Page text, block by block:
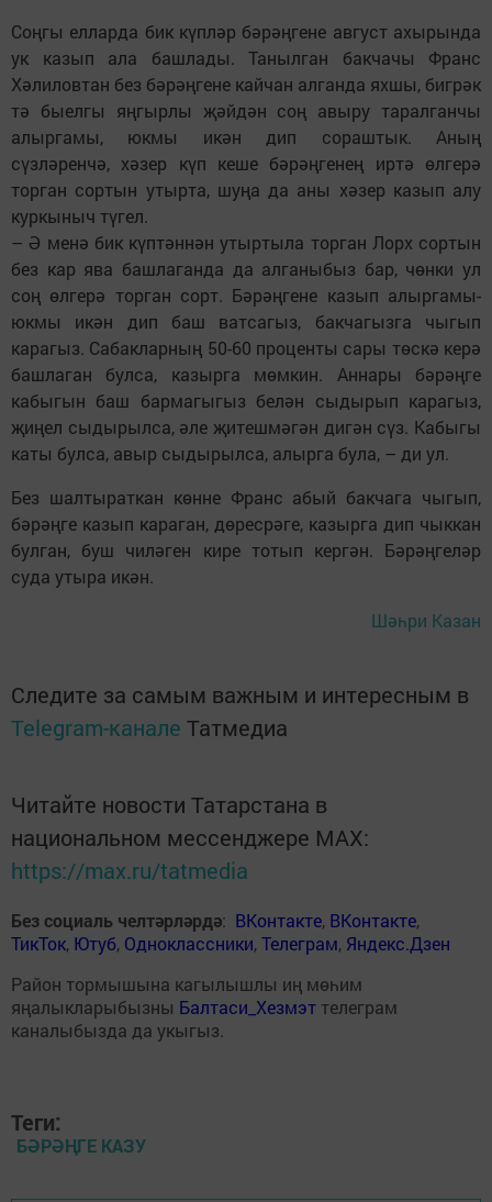
Соңгы елларда бик күпләр бәрәңгене август ахырында
ук казып ала башлады. Танылган бакчачы Франс
Хәлиловтан без бәрәңгене кайчан алганда яхшы, бигрәк
тә быелгы яңгырлы җәйдән соң авыру таралганчы
алыргамы, юкмы икән дип сораштык. Аның
сүзләренчә, хәзер күп кеше бәрәңгенең иртә өлгерә
торган сор­тын утырта, шуңа да аны хәзер казып алу
куркыныч түгел.
– Ә менә бик күптәннән утыртыла торган Лорх сортын
без кар ява башлаганда да алганыбыз бар, чөнки ул
соң өлгерә торган сорт. Бәрәңгене казып алыргамы-
юкмы икән дип баш ватсагыз, бакчагызга чыгып
карагыз. Сабакларның 50-60 проценты сары төскә керә
башлаган булса, казырга мөмкин. Аннары бәрәңге
кабыгын баш бармагыгыз белән сыдырып карагыз,
җиңел сыдырылса, әле җитешмәгән дигән сүз. Кабыгы
каты булса, авыр сыдырылса, алырга була, – ди ул.
Без шалтыраткан көнне Франс абый бакчага чыгып,
бәрәңге казып караган, дөресрәге, казырга дип чык­кан
булган, буш чиләген кире тотып кергән. Бәрәңгеләр
суда утыра икән.
Шәһри Казан
Следите за самым важным и интересным в
Telegram-канале Татмедиа
Читайте новости Татарстана в
национальном мессенджере MАХ:
https://max.ru/tatmedia
Без социаль челтәрләрдә: ВКонтакте, ВКонтакте,
ТикТок, Ютуб, Одноклассники,Телеграм, Яндекс.Дзен
Район тормышына кагылышлы иң мөһим
яңалыкларыбызны Балтаси_Хезмэт телеграм
каналыбызда да укыгыз.
Теги:
БӘРӘҢГЕ КАЗУ